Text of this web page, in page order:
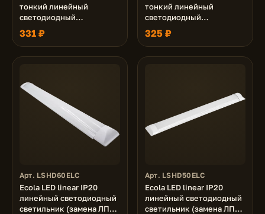
тонкий линейный
светодиодный
светильник (замена ЛПО)
20W 220V 4200K
620x56x32
331 ₽
тонкий линейный
светодиодный
светильник (замена ЛПО)
20W 220V 2700K
620x56x32
325 ₽
Арт. LSHD60ELC
Ecola LED linear IP20
линейный светодиодный
светильник (замена ЛПО)
Арт. LSHD50ELC
Ecola LED linear IP20
линейный светодиодный
светильник (замена ЛПО)